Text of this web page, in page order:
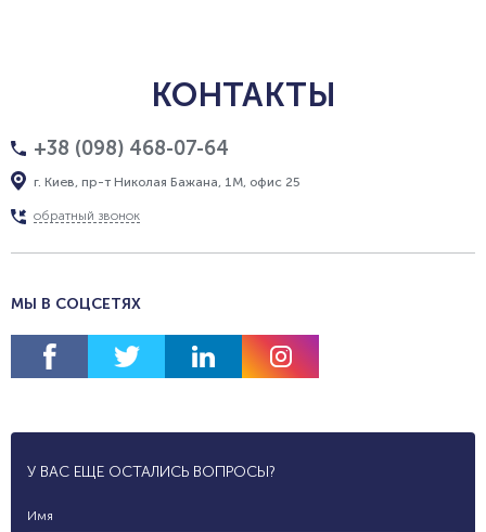
КОНТАКТЫ
+38 (098) 468-07-64
г. Киев, пр-т Николая Бажана, 1М, офис 25
обратный звонок
МЫ В СОЦСЕТЯХ
У ВАС ЕЩЕ ОСТАЛИСЬ ВОПРОСЫ?
Имя